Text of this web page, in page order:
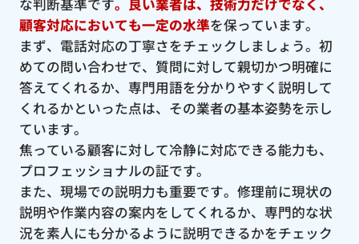
顧客対応においても一定の水準を保っています。
まず、電話対応の丁寧さをチェックしましょう。初
めての問い合わせで、質問に対して親切かつ明確に
答えてくれるか、専門用語を分かりやすく説明して
くれるかといった点は、その業者の基本姿勢を示し
ています。
焦っている顧客に対して冷静に対応できる能力も、
プロフェッショナルの証です。
また、現場での説明力も重要です。修理前に現状の
説明や作業内容の案内をしてくれるか、専門的な状
況を素人にも分かるように説明できるかをチェック